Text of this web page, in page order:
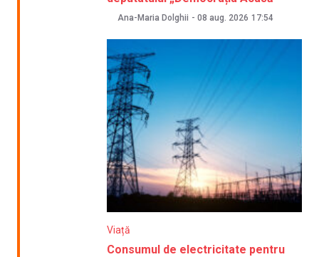
Ana-Maria Dolghii - 08 aug. 2026 17:54
Viață
Consumul de electricitate pentru